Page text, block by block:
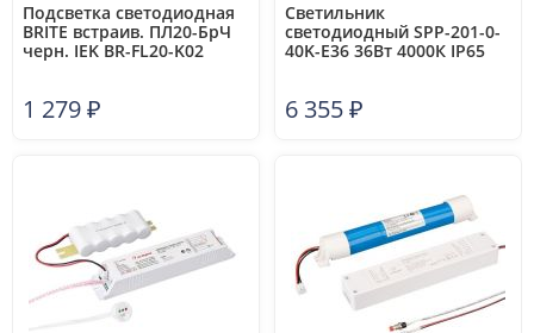
Подсветка светодиодная
BRITE встраив. ПЛ20-БрЧ
черн. IEK BR-FL20-K02
1 279₽
Светильник
светодиодный SPP-201-0-
40K-E36 36Вт 4000К IP65
Эра Б0056747
6 355₽